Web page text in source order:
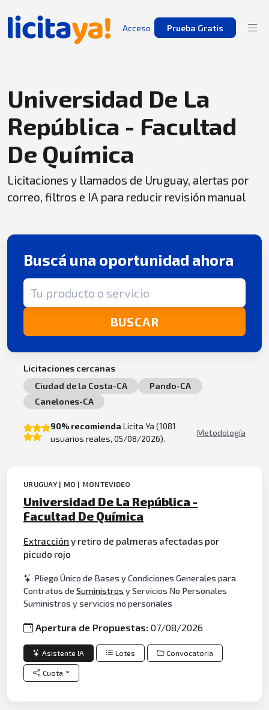
Acceso Prueba Gratis
Universidad De La
República - Facultad
De Química
Licitaciones y llamados de Uruguay, alertas por
correo, filtros e IA para reducir revisión manual
Buscá una oportunidad ahora
Término de búsqueda
BUSCAR
Licitaciones cercanas
Ciudad de la Costa-CA
Pando-CA
Canelones-CA
90% recomienda Licita Ya (1081
usuarios reales, 05/08/2026).
Metodología
URUGUAY | MO | MONTEVIDEO
Universidad De La República -
Facultad De Química
Extracción y retiro de palmeras afectadas por
picudo rojo
Pliego Único de Bases y Condiciones Generales para
Contratos deSuministros y Servicios No Personales
Suministros y servicios no personales
Apertura de Propuestas:07/08/2026
Asistente IA Lotes Convocatoria
Cuota